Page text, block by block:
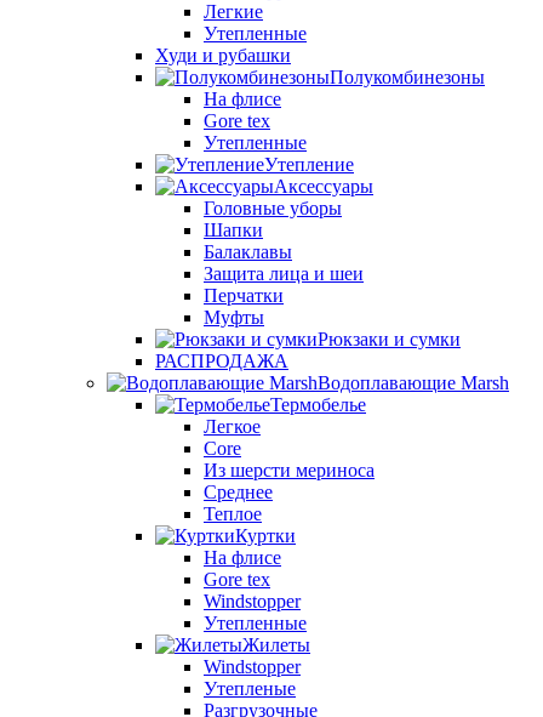
Легкие
Утепленные
Худи и рубашки
Полукомбинезоны
На флисе
Gore tex
Утепленные
Утепление
Аксессуары
Головные уборы
Шапки
Балаклавы
Защита лица и шеи
Перчатки
Муфты
Рюкзаки и сумки
РАСПРОДАЖА
Водоплавающие Marsh
Термобелье
Легкое
Core
Из шерсти мериноса
Среднее
Теплое
Куртки
На флисе
Gore tex
Windstopper
Утепленные
Жилеты
Windstopper
Утепленые
Разгрузочные